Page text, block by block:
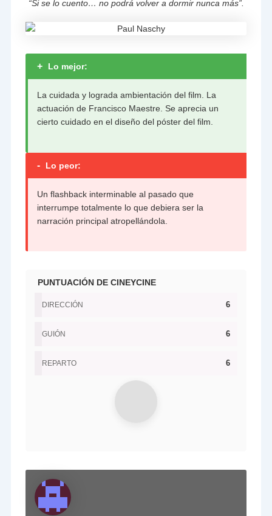
“Si se lo cuento… no podrá volver a dormir nunca más”.
+ Lo mejor:
La cuidada y lograda ambientación del film. La
actuación de Francisco Maestre. Se aprecia un
cierto cuidado en el diseño del póster del film.
- Lo peor:
Un flashback interminable al pasado que
interrumpe totalmente lo que debiera ser la
narración principal atropellándola.
PUNTUACIÓN DE CINEYCINE
DIRECCIÓN 6
GUIÓN 6
REPARTO 6